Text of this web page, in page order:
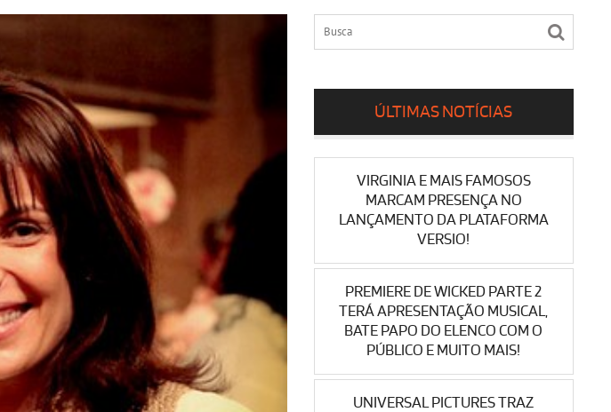
ÚLTIMAS NOTÍCIAS
VIRGINIA E MAIS FAMOSOS
MARCAM PRESENÇA NO
LANÇAMENTO DA PLATAFORMA
VERSIO!
PREMIERE DE WICKED PARTE 2
TERÁ APRESENTAÇÃO MUSICAL,
BATE PAPO DO ELENCO COM O
PÚBLICO E MUITO MAIS!
UNIVERSAL PICTURES TRAZ